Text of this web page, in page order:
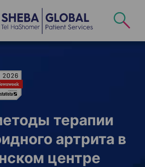
терапии
артрита в
центре